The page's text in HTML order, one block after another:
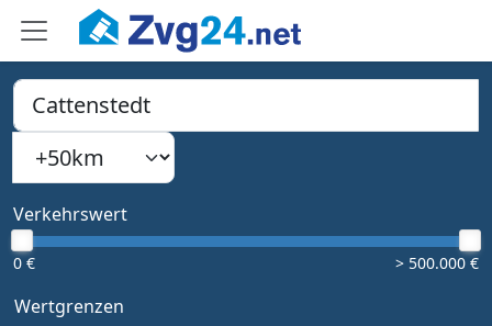
PLZ, Ort oder Bundesland
Type 1 or more characters for results.
Suchradius
Verkehrswert
0 € > 500.000 €
Wertgrenzen